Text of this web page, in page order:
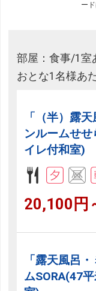
ー
部屋：食事/1室
おとな1名様あ
「（半）露
ンルームせ
イレ付和室)
20,100円
「露天風呂
ムSORA(47
フリーセレクシ
JR回数券類、ギフ
産品、旅行積立商品